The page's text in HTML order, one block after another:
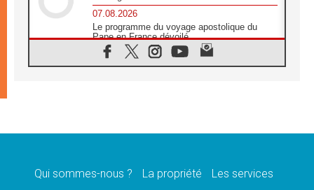
07.08.2026
Le programme du voyage apostolique du
Pape en France dévoilé
07.08.2026
1ère Conférence continentale sur l'éducation
07.08.2026
07.08.2026
Qui sommes-nous ? La propriété Les services